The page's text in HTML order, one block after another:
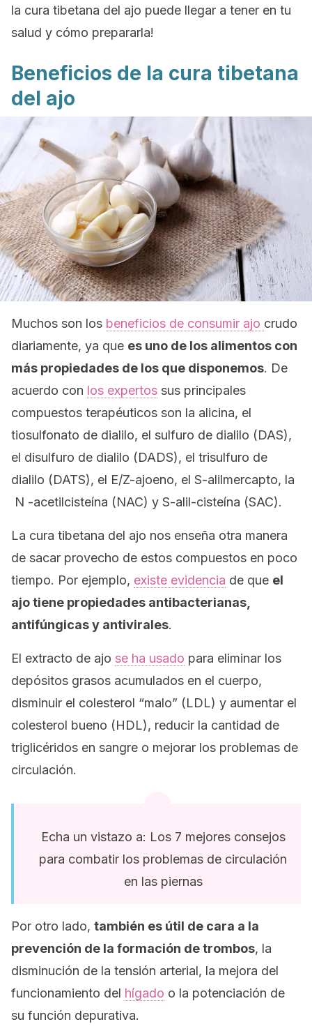
la cura tibetana del ajo puede llegar a tener en tu
salud y cómo prepararla!
Beneficios de la cura tibetana
del ajo
Muchos son los beneficios de consumir ajo crudo
diariamente, ya que es uno de los alimentos con
más propiedades de los que disponemos. De
acuerdo con los expertos sus principales
compuestos terapéuticos son la alicina, el
tiosulfonato de dialilo, el sulfuro de dialilo (DAS),
el disulfuro de dialilo (DADS), el trisulfuro de
dialilo (DATS), el E/Z-ajoeno, el S-alilmercapto, la
N -acetilcisteína (NAC) y S-alil-cisteína (SAC).
La cura tibetana del ajo nos enseña otra manera
de sacar provecho de estos compuestos en poco
tiempo. Por ejemplo, existe evidencia de que el
ajo tiene propiedades antibacterianas,
antifúngicas y antivirales.
El extracto de ajo se ha usado para eliminar los
depósitos grasos acumulados en el cuerpo,
disminuir el colesterol “malo” (LDL) y aumentar el
colesterol bueno (HDL), reducir la cantidad de
triglicéridos en sangre o mejorar los problemas de
circulación.
Echa un vistazo a: Los 7 mejores consejos
para combatir los problemas de circulación
en las piernas
Por otro lado, también es útil de cara a la
prevención de la formación de trombos, la
disminución de la tensión arterial, la mejora del
funcionamiento del hígado o la potenciación de
su función depurativa.